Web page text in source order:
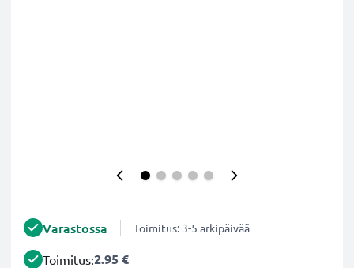
Varastossa Toimitus: 3-5 arkipäivää
Toimitus:2.95 €